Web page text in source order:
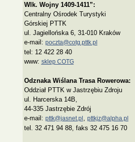
Wlk. Wojny 1409-1411”:
Centralny Ośrodek Turystyki
Górskiej PTTK
ul. Jagiellońska 6, 31-010 Kraków
e-mail: poczta@cotg.pttk.pl
tel: 12 422 28 40
www: sklep COTG
Odznaka Wiślana Trasa Rowerowa:
Oddział PTTK w Jastrzębiu Zdroju
ul. Harcerska 14B,
44-335 Jastrzębie Zdrój
e-mail: pttk@jasnet.pl pttkjz@alpha.pl
tel. 32 471 94 88, faks 32 475 16 70